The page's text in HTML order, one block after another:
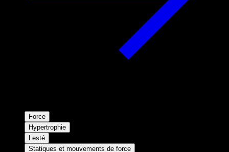
Force
Hypertrophie
Lesté
Statiques et mouvements de force